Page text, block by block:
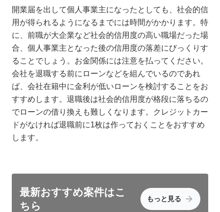
開業届を出して個人事業主になったとしても、社会的信
用が得られるようになるまでには時間がかかります。特
に、前職が大企業など社会的信用度の高い職場だった場
合、個人事業主となった後の信用度の落差にびっくりす
ることでしょう。お金関係には注意を払ってください。
会社を退職する前にローンなどを組んでいるのであれ
ば、会社在籍中に金利が低いローンを検討することをお
すすめします。退職後は社会的信用度が格段に落ちるの
でローンの借り換えも難しくなります。クレジットカー
ドがなければ退職前に1枚は作っておくことをおすすめ
します。
最新おすすめ案件はこ
ちら
もっと見る